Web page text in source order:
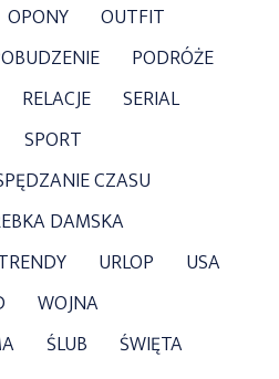
OPONY
OUTFIT
PODRÓŻE
RELACJE
SERIAL
SPORT
CZASU
DAMSKA
URLOP
USA
WOJNA
ŚLUB ŚWIĘTA